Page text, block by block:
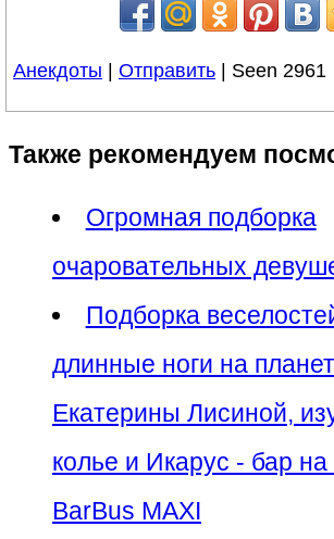
Анекдоты Отправить | Seen 2961
Также рекомендуем
Огромная подборка
очаровательных
Подборка
длинные ноги на
Екатерины Лисиной,
колье и Икарус - бар на
BarBus MAXI